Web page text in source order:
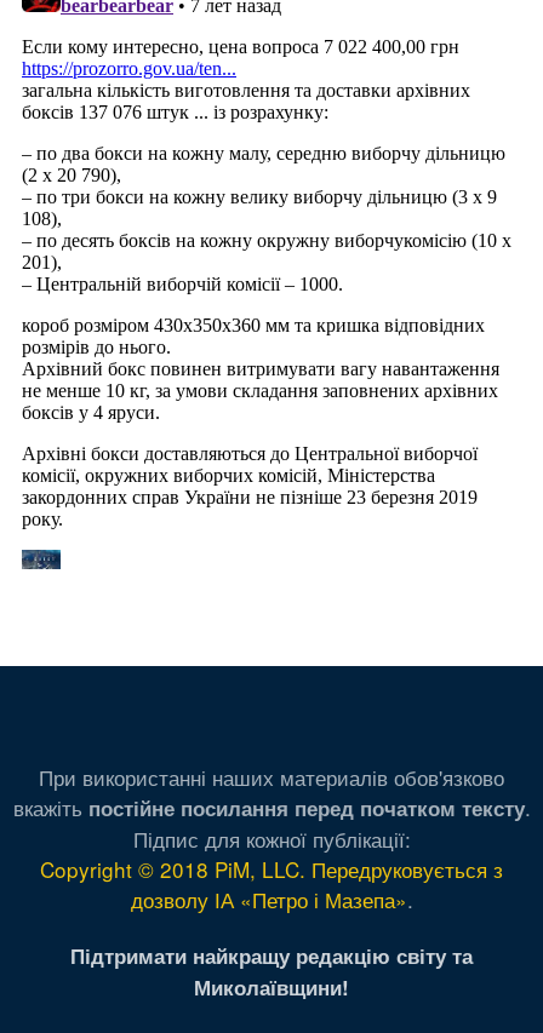
При використанні наших материалів обов'язково
вкажіть постійне посилання перед початком тексту.
Підпис для кожної публікації:
Copyright © 2018 PiM, LLC. Передруковується з
дозволу ІА «Петро і Мазепа».
Підтримати найкращу редакцію світу та
Миколаївщини!